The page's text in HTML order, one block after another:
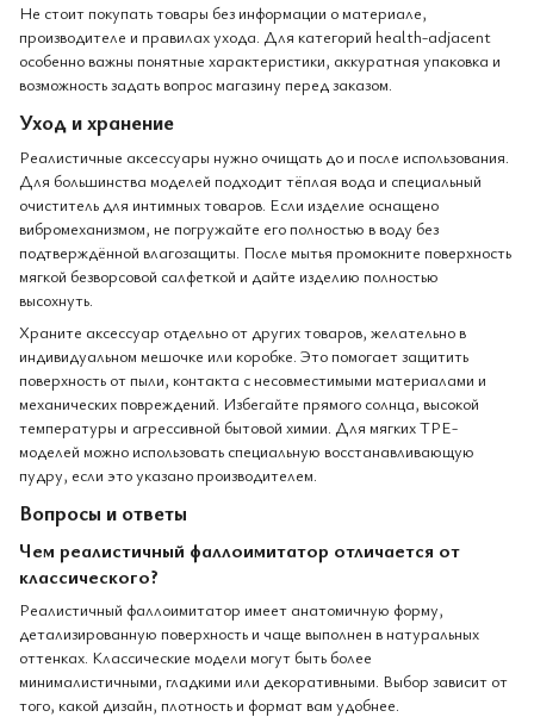
Не стоит покупать товары без информации о материале,
производителе и правилах ухода. Для категорий health-adjacent
особенно важны понятные характеристики, аккуратная упаковка и
возможность задать вопрос магазину перед заказом.
Уход и хранение
Реалистичные аксессуары нужно очищать до и после использования.
Для большинства моделей подходит тёплая вода и специальный
очиститель для интимных товаров. Если изделие оснащено
вибромеханизмом, не погружайте его полностью в воду без
подтверждённой влагозащиты. После мытья промокните поверхность
мягкой безворсовой салфеткой и дайте изделию полностью
высохнуть.
Храните аксессуар отдельно от других товаров, желательно в
индивидуальном мешочке или коробке. Это помогает защитить
поверхность от пыли, контакта с несовместимыми материалами и
механических повреждений. Избегайте прямого солнца, высокой
температуры и агрессивной бытовой химии. Для мягких TPE-
моделей можно использовать специальную восстанавливающую
пудру, если это указано производителем.
Вопросы и ответы
Чем реалистичный фаллоимитатор отличается от
классического?
Реалистичный фаллоимитатор имеет анатомичную форму,
детализированную поверхность и чаще выполнен в натуральных
оттенках. Классические модели могут быть более
минималистичными, гладкими или декоративными. Выбор зависит от
того, какой дизайн, плотность и формат вам удобнее.